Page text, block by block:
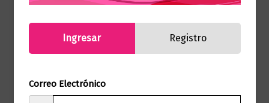
cercano para facilitar la comprensión de
los conceptos.
reflexionar sobre todas las partes que
forman tu yo (incluso aquellas que menos
Ingresar Registro
Correo Electrónico